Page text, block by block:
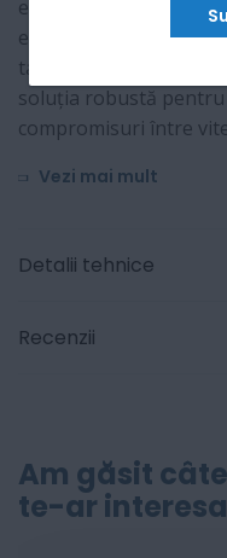
echipe de lucru de
experiență de
tactil color și a
soluția robustă
compromisuri între
Vezi mai mult
Detalii tehnice
Recenzii
Am găsit
te-ar